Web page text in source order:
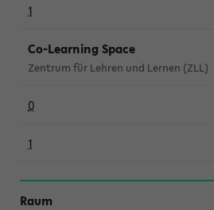
1
Co-Learning Space
Zentrum für Lehren und Lernen (ZLL)
0
1